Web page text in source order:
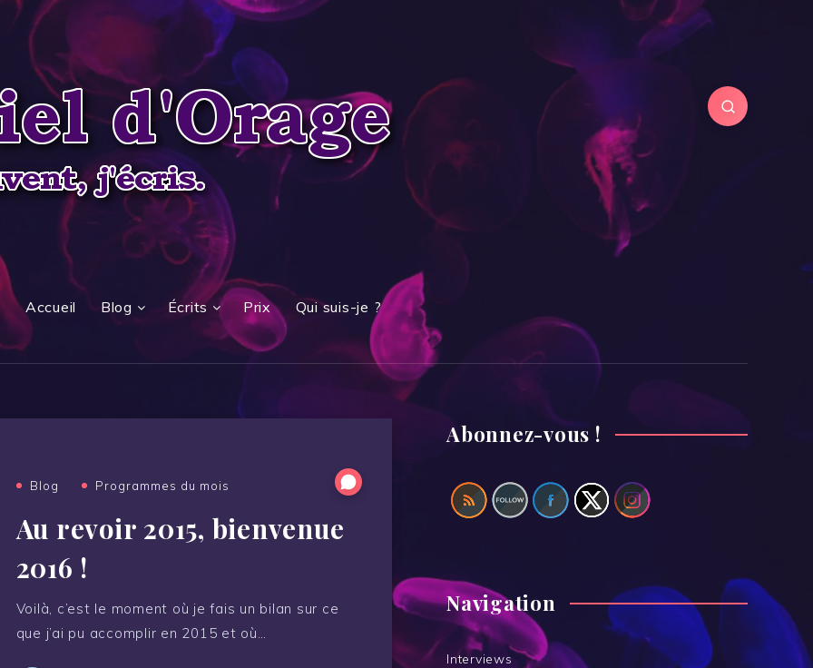
Accueil Blog Écrits Prix Qui suis-je ?
Blog Programmes du mois
Au revoir 2015, bienvenue
2016 !
Voilà, c’est le moment où je fais un bilan sur ce
que j’ai pu accomplir en 2015 et où…
Abonnez-vous !
Navigation
Interviews